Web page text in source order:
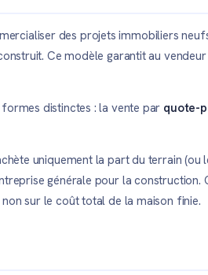
des projets immobiliers
Ce modèle garantit au
distinctes : la vente par quote-
uniquement la part du terrain (ou
générale pour la
sur le coût total de la maison finie.